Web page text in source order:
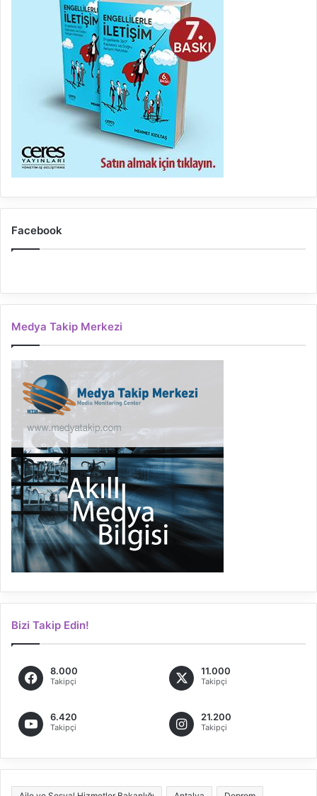
Facebook
Medya Takip Merkezi
Bizi Takip Edin!
8.000
Takipçi
11.000
Takipçi
6.420
Takipçi
21.200
Takipçi